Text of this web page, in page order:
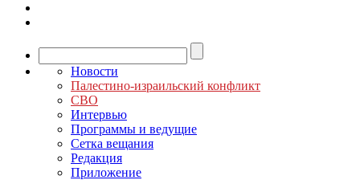
Новости
Палестино-израильский конфликт
СВО
Интервью
Программы и ведущие
Сетка вещания
Редакция
Приложение